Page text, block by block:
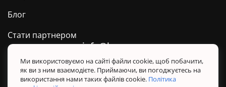
Блог
Стати партнером
Техпідтримка ТМ BARVA
Політика конфіденційності
info@barva.ua
Ми використовуємо на сайті файли cookie, щоб побачити,
як ви з ним взаємодієте. Приймаючи, ви погоджуєтесь на
використання нами таких файлів cookie. Політика